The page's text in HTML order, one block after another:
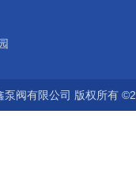
泵阀有限公司 版权所有